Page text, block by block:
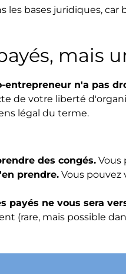
les bases juridiques,
mais
entrepreneur n'a pas
de votre liberté
légal du terme.
des congés. Vous
prendre. Vous pouvez
payés ne vous sera
(rare, mais possible